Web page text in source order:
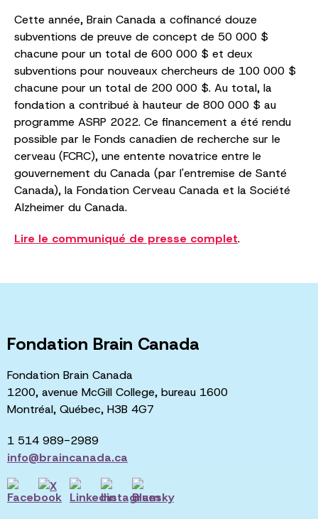
Cette année, Brain Canada a cofinancé douze
subventions de preuve de concept de 50 000 $
chacune pour un total de 600 000 $ et deux
subventions pour nouveaux chercheurs de 100 000 $
chacune pour un total de 200 000 $. Au total, la
fondation a contribué à hauteur de 800 000 $ au
programme ASRP 2022. Ce financement a été rendu
possible par le Fonds canadien de recherche sur le
cerveau (FCRC), une entente novatrice entre le
gouvernement du Canada (par l'entremise de Santé
Canada), la Fondation Cerveau Canada et la Société
Alzheimer du Canada.
Lire le communiqué de presse complet.
Fondation Brain Canada
Fondation Brain Canada
1200, avenue McGill College, bureau 1600
Montréal, Québec, H3B 4G7
1 514 989-2989
info@braincanada.ca